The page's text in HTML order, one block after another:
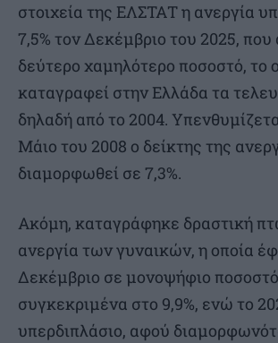
στοιχεία της ΕΛΣΤΑΤ η ανεργία
7,5% τον Δεκέμβριο του 2025, που
δεύτερο χαμηλότερο ποσοστό, το
καταγραφεί στην Ελλάδα τα
δηλαδή από το 2004.
Μάιο του 2008 ο δείκτης της
διαμορφωθεί σε 7,3%.
Ακόμη, καταγράφηκε δραστική
ανεργία των γυναικών, η οποία
Δεκέμβριο σε μονοψήφιο
συγκεκριμένα στο 9,9%, ενώ το
υπερδιπλάσιο, αφού